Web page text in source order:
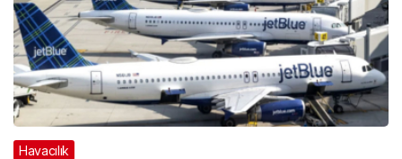
Havacılık